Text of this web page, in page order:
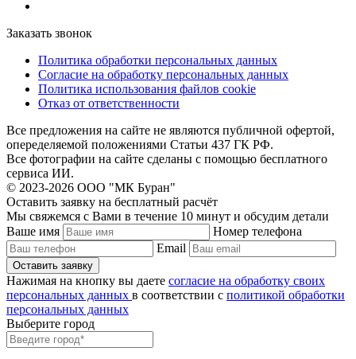
Заказать звонок
Политика обработки персональных данных
Согласие на обработку персональных данных
Политика использования файлов cookie
Отказ от ответственности
Все предложения на сайте не являются публичной офертой,
опеределяемой положениями Статьи 437 ГК РФ.
Все фотографии на сайте сделаны с помощью бесплатного
сервиса ИИ.
© 2023-2026 ООО "МК Буран"
Оставить заявку на бесплатный расчёт
Мы свяжемся с Вами в течение 10 минут и обсудим детали
Ваше имя
Номер телефона
Email
Нажимая на кнопку вы даете согласие на обработку своих
персональных данных в соответствии с политикой обработки
персональных данных
Выберите город